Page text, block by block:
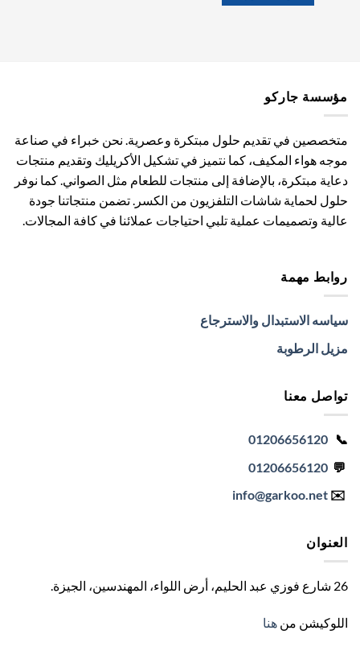
لهذا
اختيار
الخيارات
على
صفحة
المنتج
مؤسسة جاركو
متخصصين في تقديم حلول مبتكرة وعصرية. نحن خبراء في صناعة
موجه هواء المكيف، كما نتميز في تشكيل الأكريليك وتقديم منتجات
دعاية مبتكرة، بالإضافة إلى منتجات للطعام مثل الصواني. كما نوفر
حلول لحماية شاشات التلفزيون من الكسر. تضمن منتجاتنا جودة
عالية وتصميمات عملية تلبي احتياجات عملائنا في كافة المجالات.
روابط مهمة
سياسه الاستبدال والاسترجاع
مزيل الرطوبة
تواصل معنا
📞
01206656120
💬
01206656120
✉️
info@garkoo.net
العنوان
26 شارع فوزي عبد الحليم، أرض اللواء، المهندسين، الجيزة .
اللوكيشن من هنا